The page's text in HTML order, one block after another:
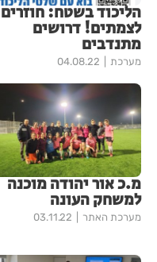
הליכוד בשטח: חוזרים
לצמתים! דרושים
מתנדבים
מערכת 04.08.22
מ.כ אור יהודה מוכנה
למשחק העונה
מערכת האתר 03.11.22